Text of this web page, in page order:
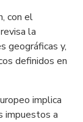
con el
la
geográficas y,
definidos en
implica
impuestos a